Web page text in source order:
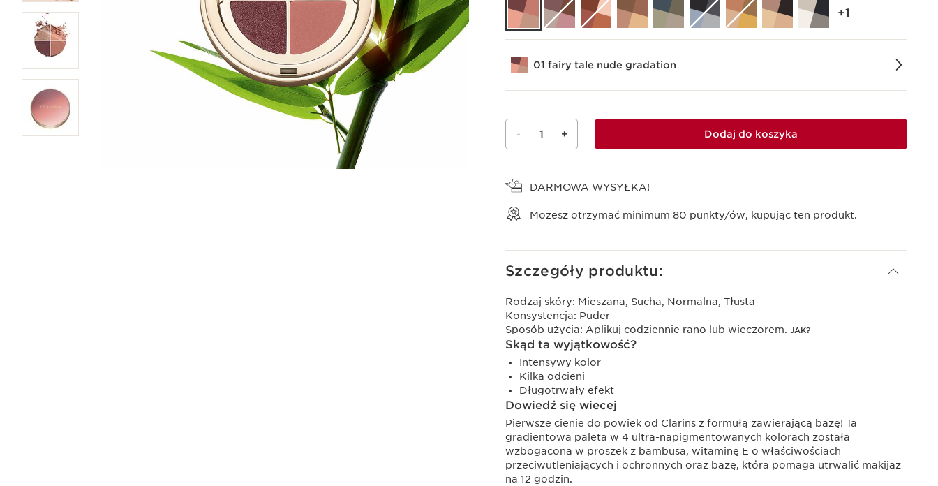
‎+1
01 fairy tale nude gradation
- 1 + Dodaj do koszyka
DARMOWA WYSYŁKA!
Możesz otrzymać minimum 80 punkty/ów, kupując ten produkt.
Szczegóły produktu:
Rodzaj skóry: Mieszana, Sucha, Normalna, Tłusta
Konsystencja: Puder
Sposób użycia: Aplikuj codziennie rano lub wieczorem. JAK?
Skąd ta wyjątkowość?
Intensywy kolor
Kilka odcieni
Długotrwały efekt
Dowiedź się wiecej
Pierwsze cienie do powiek od Clarins z formułą zawierającą bazę! Ta
gradientowa paleta w 4 ultra-napigmentowanych kolorach została
wzbogacona w proszek z bambusa, witaminę E o właściwościach
przeciwutleniających i ochronnych oraz bazę, która pomaga utrwalić makijaż
na 12 godzin.